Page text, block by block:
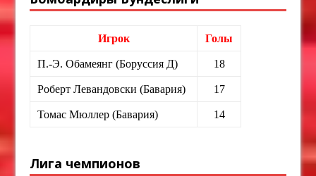
Игрок Голы
П.-Э. Обамеянг (Боруссия Д) 18
Роберт Левандовски (Бавария) 17
Томас Мюллер (Бавария) 14
Лига чемпионов